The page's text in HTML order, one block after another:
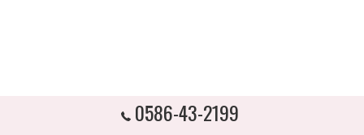
0586-43-2199